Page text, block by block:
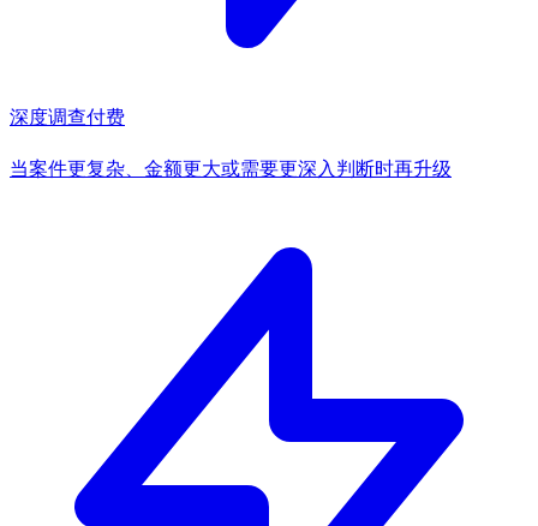
深度调查付费
当案件更复杂、金额更大或需要更深入判断时再升级